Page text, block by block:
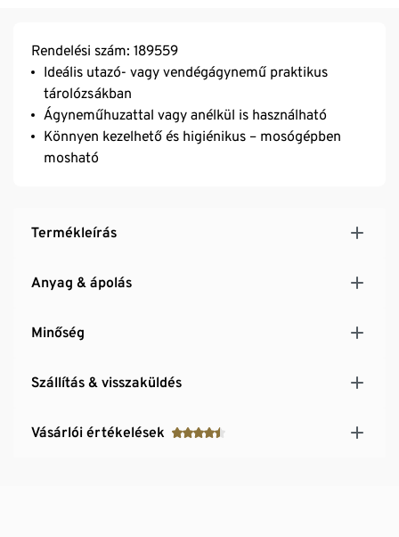
Rendelési szám: 189559
Ideális utazó- vagy vendégágynemű praktikus
tárolózsákban
Ágyneműhuzattal vagy anélkül is használható
Könnyen kezelhető és higiénikus – mosógépben
mosható
Termékleírás
Anyag & ápolás
Minőség
Szállítás & visszaküldés
Vásárlói értékelések